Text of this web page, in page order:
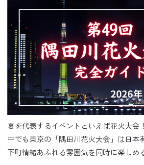
夏を代表するイベントといえば花火大会！
中でも東京の「隅田川花火大会」は日本
下町情緒あふれる雰囲気を同時に楽しめ